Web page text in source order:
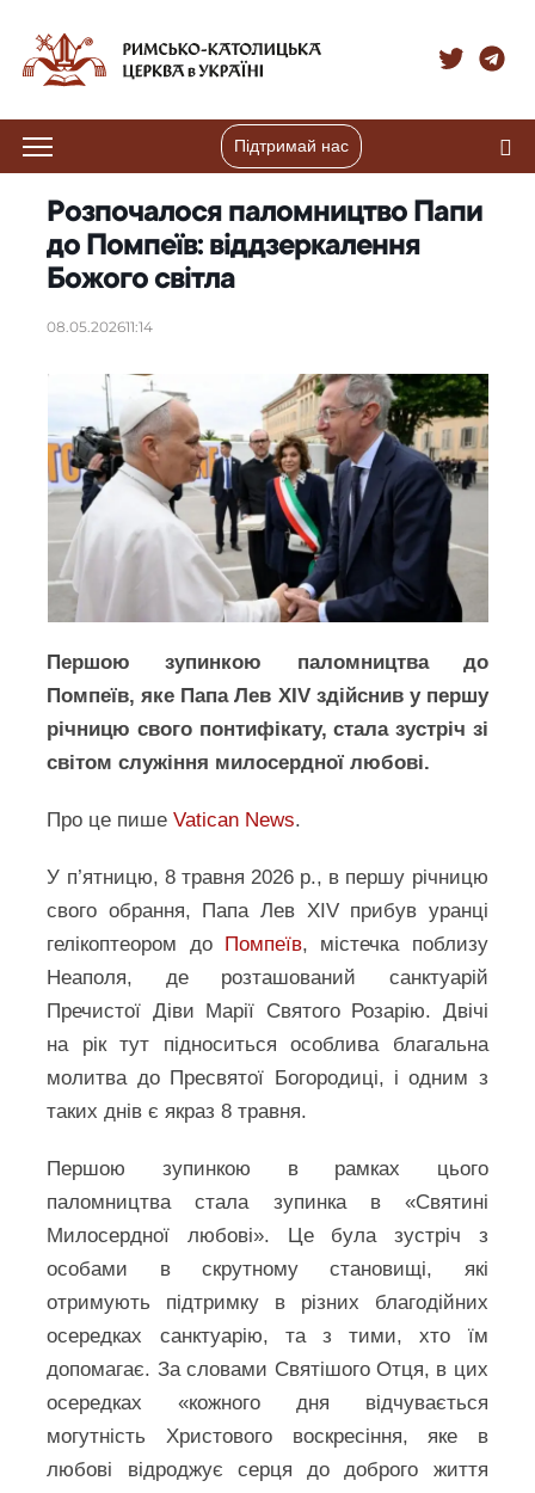
Підтримай нас
Розпочалося паломництво Папи
до Помпеїв: віддзеркалення
Божого світла
08.05.202611:14
Першою зупинкою паломництва до
Помпеїв, яке Папа Лев XIV здійснив у першу
річницю свого понтифікату, стала зустріч зі
світом служіння милосердної любові.
Про це пишеVatican News.
У п’ятницю, 8 травня 2026 р., в першу річницю
свого обрання, Папа Лев XIV прибув уранці
гелікоптеором до Помпеїв, містечка поблизу
Неаполя, де розташований санктуарій
Пречистої Діви Марії Святого Розарію. Двічі
на рік тут підноситься особлива благальна
молитва до Пресвятої Богородиці, і одним з
таких днів є якраз 8 травня.
Першою зупинкою в рамках цього
паломництва стала зупинка в «Святині
Милосердної любові». Це була зустріч з
особами в скрутному становищі, які
отримують підтримку в різних благодійних
осередках санктуарію, та з тими, хто їм
допомагає. За словами Святішого Отця, в цих
осередках «кожного дня відчувається
могутність Христового воскресіння, яке в
любові відроджує серця до доброго життя